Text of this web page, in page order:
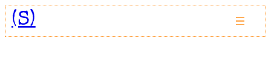
Aller
au(S)